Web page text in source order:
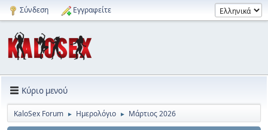
Σύνδεση Εγγραφείτε
Κύριο μενού
KaloSex Forum ► Ημερολόγιο ► Μάρτιος 2026